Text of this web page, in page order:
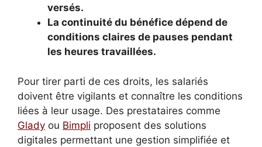
versés.
La continuité du bénéfice dépend de
conditions claires de pauses pendant
les heures travaillées.
Pour tirer parti de ces droits, les salariés
doivent être vigilants et connaître les conditions
liées à leur usage. Des prestataires comme
Glady ou Bimpli proposent des solutions
digitales permettant une gestion simplifiée et